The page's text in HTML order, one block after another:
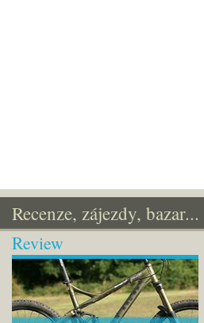
Recenze, zájezdy, bazar...
Review